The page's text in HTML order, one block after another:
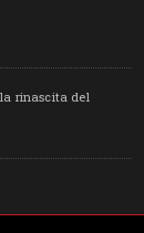
rinascita del